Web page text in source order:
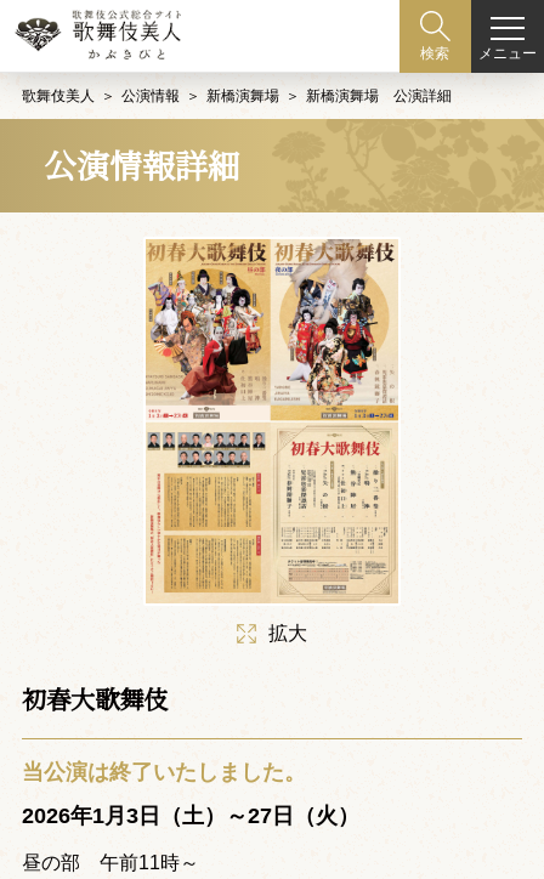
検索 メニュー
歌舞伎美人 公演情報 新橋演舞場 新橋演舞場 公演詳細
公演情報詳細
拡大
初春大歌舞伎
当公演は終了いたしました。
2026年1月3日（土）～27日（火）
昼の部 午前11時～